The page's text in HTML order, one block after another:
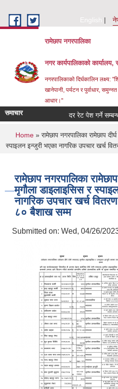
English
रामेछाप नगरपालिका
नगर कार्यपालिकाको कार्यालय,
नगरपालिकाको दिर्घकालिन लक्ष्य:
खानेपानी, पर्यटन र पुर्वाधार, समुन्नत
आधार।"
समाचार दर रेट पेश गर्ने सम्बन्धी
You are here
Home » रामेछाप नगरपालिका रामेछाप
स्पाइलन इन्जुरी भएका नागरिक उपचार खर्च
रामेछाप नगरपालिका रामेछाप
मृगौला डाइलाइसिस र
नागरिक उपचार खर्च
८० बैशाख सम्म
Submitted on: Wed, 04/26/